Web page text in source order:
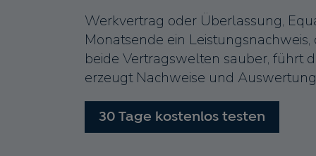
Werkvertrag oder Überlassung,
Monatsende ein
beide Vertragswelten sauber, führt
erzeugt Nachweise und
30 Tage kostenlos testen